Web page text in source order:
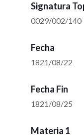
Signatura
0029/002/140
Fecha
1821/08/22
Fecha Fin
1821/08/25
Materia 1